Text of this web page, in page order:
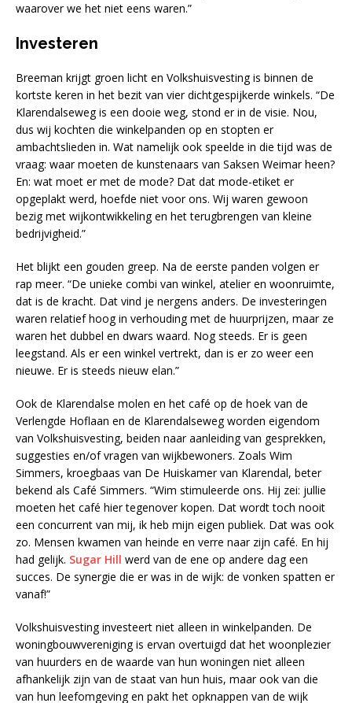
waarover we het niet eens waren.”
Investeren
Breeman krijgt groen licht en Volkshuisvesting is binnen de
kortste keren in het bezit van vier dichtgespijkerde winkels. “De
Klarendalseweg is een dooie weg, stond er in de visie. Nou,
dus wij kochten die winkelpanden op en stopten er
ambachtslieden in. Wat namelijk ook speelde in die tijd was de
vraag: waar moeten de kunstenaars van Saksen Weimar heen?
En: wat moet er met de mode? Dat dat mode-etiket er
opgeplakt werd, hoefde niet voor ons. Wij waren gewoon
bezig met wijkontwikkeling en het terugbrengen van kleine
bedrijvigheid.”
Het blijkt een gouden greep. Na de eerste panden volgen er
rap meer. “De unieke combi van winkel, atelier en woonruimte,
dat is de kracht. Dat vind je nergens anders. De investeringen
waren relatief hoog in verhouding met de huurprijzen, maar ze
waren het dubbel en dwars waard. Nog steeds. Er is geen
leegstand. Als er een winkel vertrekt, dan is er zo weer een
nieuwe. Er is steeds nieuw elan.”
Ook de Klarendalse molen en het café op de hoek van de
Verlengde Hoflaan en de Klarendalseweg worden eigendom
van Volkshuisvesting, beiden naar aanleiding van gesprekken,
suggesties en/of vragen van wijkbewoners. Zoals Wim
Simmers, kroegbaas van De Huiskamer van Klarendal, beter
bekend als Café Simmers. “Wim stimuleerde ons. Hij zei: jullie
moeten het café hier tegenover kopen. Dat wordt toch nooit
een concurrent van mij, ik heb mijn eigen publiek. Dat was ook
zo. Mensen kwamen van heinde en verre naar zijn café. En hij
had gelijk. Sugar Hill werd van de ene op andere dag een
succes. De synergie die er was in de wijk: de vonken spatten er
vanaf!”
Volkshuisvesting investeert niet alleen in winkelpanden. De
woningbouwvereniging is ervan overtuigd dat het woonplezier
van huurders en de waarde van hun woningen niet alleen
afhankelijk zijn van de staat van hun huis, maar ook van die
van hun leefomgeving en pakt het opknappen van de wijk